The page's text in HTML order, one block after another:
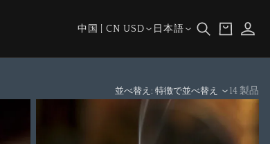
国/
域
中国 | CN USD
言
日本語
ー
グ
イ
並べ替え: 特徴で並べ替え 14 製品